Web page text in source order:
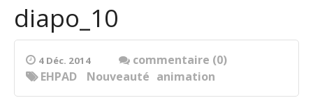
diapo_10
4 Déc. 2014
commentaire (0)
animation
EHPAD Nouveauté